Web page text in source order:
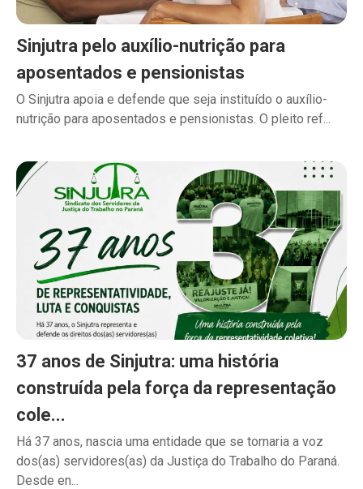
Sinjutra pelo auxílio-nutrição para
aposentados e pensionistas
O Sinjutra apoia e defende que seja instituído o auxílio-
nutrição para aposentados e pensionistas. O pleito ref...
37 anos de Sinjutra: uma história
construída pela força da representação
cole...
Há 37 anos, nascia uma entidade que se tornaria a voz
dos(as) servidores(as) da Justiça do Trabalho do Paraná.
Desde en...